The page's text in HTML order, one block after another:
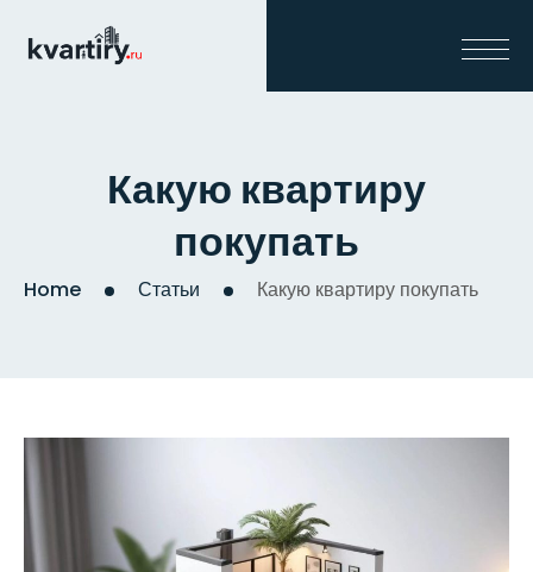
Какую квартиру
покупать
Home Статьи Какую квартиру покупать